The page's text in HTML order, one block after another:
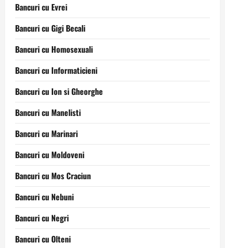
Bancuri cu Evrei
Bancuri cu Gigi Becali
Bancuri cu Homosexuali
Bancuri cu Informaticieni
Bancuri cu Ion si Gheorghe
Bancuri cu Manelisti
Bancuri cu Marinari
Bancuri cu Moldoveni
Bancuri cu Mos Craciun
Bancuri cu Nebuni
Bancuri cu Negri
Bancuri cu Olteni